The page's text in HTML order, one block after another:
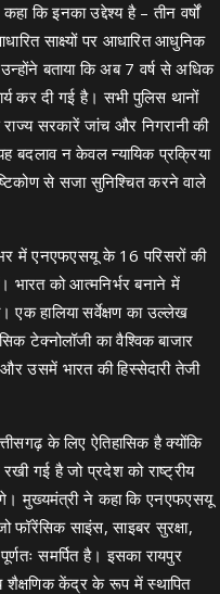
कि इनका उद्देश्य है – तीन वर्षों
साक्ष्यों पर आधारित आधुनिक
बताया कि अब 7 वर्ष से अधिक
कर दी गई है। सभी पुलिस थानों
सरकारें जांच और निगरानी की
बदलाव न केवल न्यायिक प्रक्रिया
से सजा सुनिश्चित करने वाले
में एनएफएसयू के 16 परिसरों की
भारत को आत्मनिर्भर बनाने में
एक हालिया सर्वेक्षण का उल्लेख
टेक्नोलॉजी का वैश्विक बाजार
उसमें भारत की हिस्सेदारी तेजी
के लिए ऐतिहासिक है क्योंकि
गई है जो प्रदेश को राष्ट्रीय
मुख्यमंत्री ने कहा कि एनएफएसयू
फॉरेंसिक साइंस, साइबर सुरक्षा,
समर्पित है। इसका रायपुर
शैक्षणिक केंद्र के रूप में स्थापित